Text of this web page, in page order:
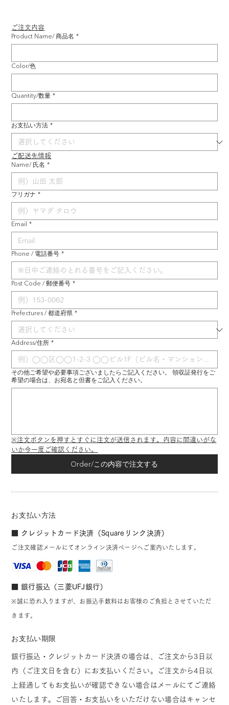
ご注文内容
Product Name/ 商品名 *
Color/色
Quantity/数量 *
お支払い方法 *
ご配送先情報
Name/ 氏名 *
フリガナ *
Email *
Phone / 電話番号 *
Post Code / 郵便番号 *
Prefectures / 都道府県 *
Address/住所 *
その他ご希望や必要事項ございましたらご記入ください。 領収証発行をご
希望の場合は、お宛名と但書をご記入ください。
※注文ボタンを押すとすぐに注文が送信されます。内容に間違いがな
いか今一度ご確認ください。
Order/この内容で注文する
お支払い方法
■ クレジットカード決済（Squareリンク決済）
ご注文確認メールにてオンライン決済ページへご案内いたします。
■ 銀行振込（三菱UFJ銀行）
※誠に恐れ入りますが、お振込手数料はお客様のご負担とさせていただ
きます。
お支払い期限
銀行振込・クレジットカード決済の場合は、ご注文から3日以
内（ご注文日を含む）にお支払いください。ご注文から4日以
上経過してもお支払いが確認できない場合はメールにてご連絡
いたします。ご回答・お支払いをいただけない場合はキャンセ